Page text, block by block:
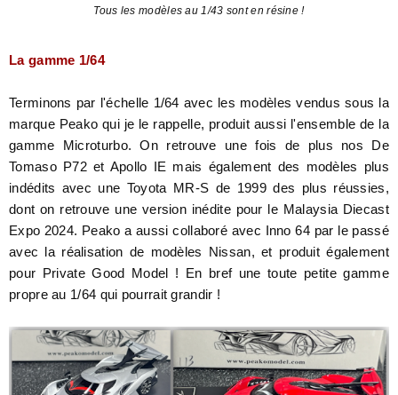
Tous les modèles au 1/43 sont en résine !
La gamme 1/64
Terminons par l'échelle 1/64 avec les modèles vendus sous la
marque Peako qui je le rappelle, produit aussi l'ensemble de la
gamme Microturbo. On retrouve une fois de plus nos De
Tomaso P72 et Apollo IE mais également des modèles plus
indédits avec une Toyota MR-S de 1999 des plus réussies,
dont on retrouve une version inédite pour le Malaysia Diecast
Expo 2024. Peako a aussi collaboré avec Inno 64 par le passé
avec la réalisation de modèles Nissan, et produit également
pour Private Good Model ! En bref une toute petite gamme
propre au 1/64 qui pourrait grandir !